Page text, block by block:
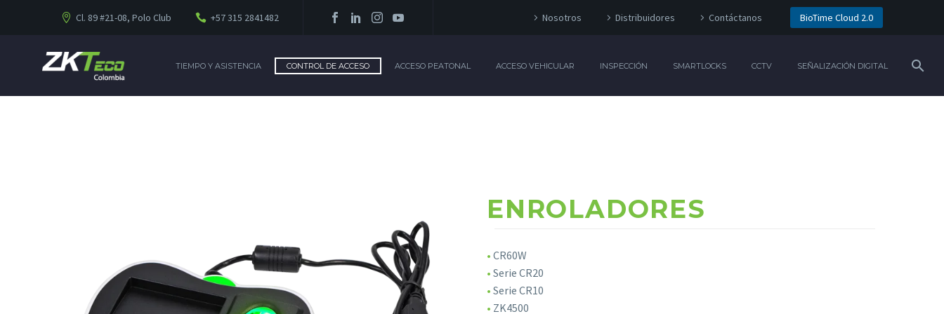
Cl. 89 #21-08, Polo Club +57 315 2841482 Nosotros Distribuidores Contáctanos BioTime Cloud 2.0
TIEMPO Y ASISTENCIA CONTROL DE ACCESO ACCESO PEATONAL ACCESO VEHICULAR INSPECCIÓN SMARTLOCKS CCTV SEÑALIZACIÓN DIGITAL
ENROLADORES
• CR60W
• Serie CR20
• Serie CR10
• ZK4500